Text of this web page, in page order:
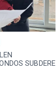
SUBDERE